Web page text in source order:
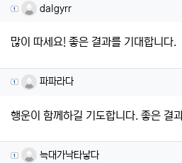
dalgyrr님의 댓글
dalgyrr
많이 따세요! 좋은 결과를 기대합니다.
파파라다님의 댓글
파파라다
행운이 함께하길 기도합니다. 좋은 결
늑대가낙타낳다님의
늑대가낙타낳다